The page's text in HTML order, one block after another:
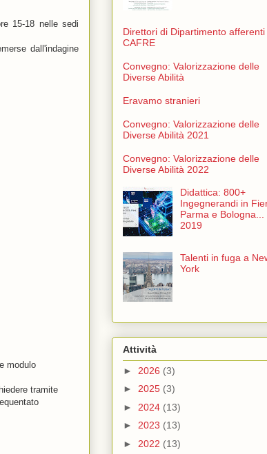
15-18 nelle sedi
dall'indagine
modulo
tramite
Direttori di Dipartimento afferenti
CAFRE
Convegno: Valorizzazione delle
Diverse Abilità
Eravamo stranieri
Convegno: Valorizzazione delle
Diverse Abilità 2021
Convegno: Valorizzazione delle
Diverse Abilità 2022
Didattica: 800+
Ingegnerandi in
Parma e Bologna...
2019
Talenti in fuga a
York
Attività
► 2026 (3)
► 2025 (3)
► 2024 (13)
► 2023 (13)
► 2022 (13)